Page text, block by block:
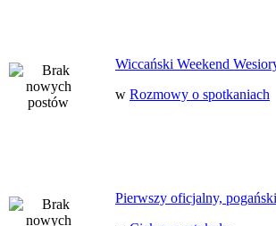
Wiccański Weekend
w Rozmowy o spotkaniach
Pierwszy oficjalny,